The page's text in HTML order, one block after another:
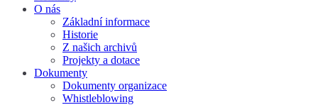
O nás
Základní informace
Historie
Z našich archivů
Projekty a dotace
Dokumenty
Dokumenty organizace
Whistleblowing